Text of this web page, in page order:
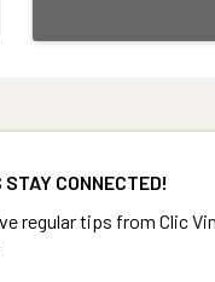
CONNECTED!
regular tips from Clic